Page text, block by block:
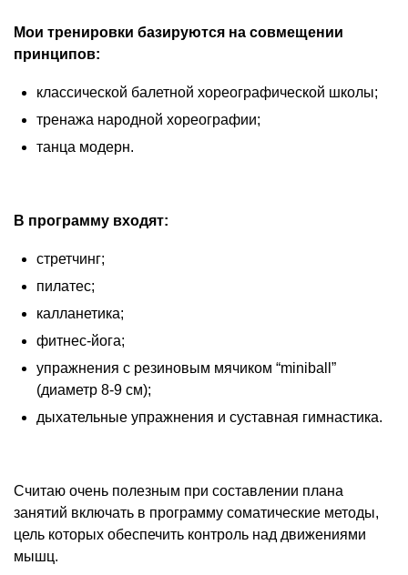
Мои тренировки базируются на совмещении
принципов:
классической балетной хореографической школы;
тренажа народной хореографии;
танца модерн.
В программу входят:
стретчинг;
пилатес;
калланетика;
фитнес-йога;
упражнения с резиновым мячиком “miniball”
(диаметр 8-9 см);
дыхательные упражнения и суставная гимнастика.
Считаю очень полезным при составлении плана
занятий включать в программу соматические методы,
цель которых обеспечить контроль над движениями
мышц.